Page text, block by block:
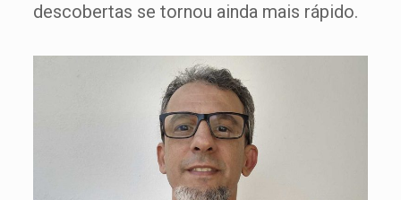
descobertas se tornou ainda mais rápido.